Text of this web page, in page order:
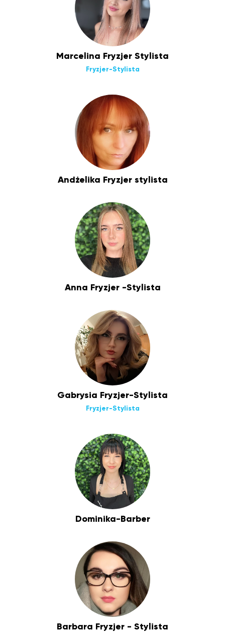
Marcelina Fryzjer Stylista
Fryzjer-Stylista
Andżelika Fryzjer stylista
Anna Fryzjer -Stylista
Gabrysia Fryzjer-Stylista
Fryzjer-Stylista
Dominika-Barber
Barbara Fryzjer - Stylista